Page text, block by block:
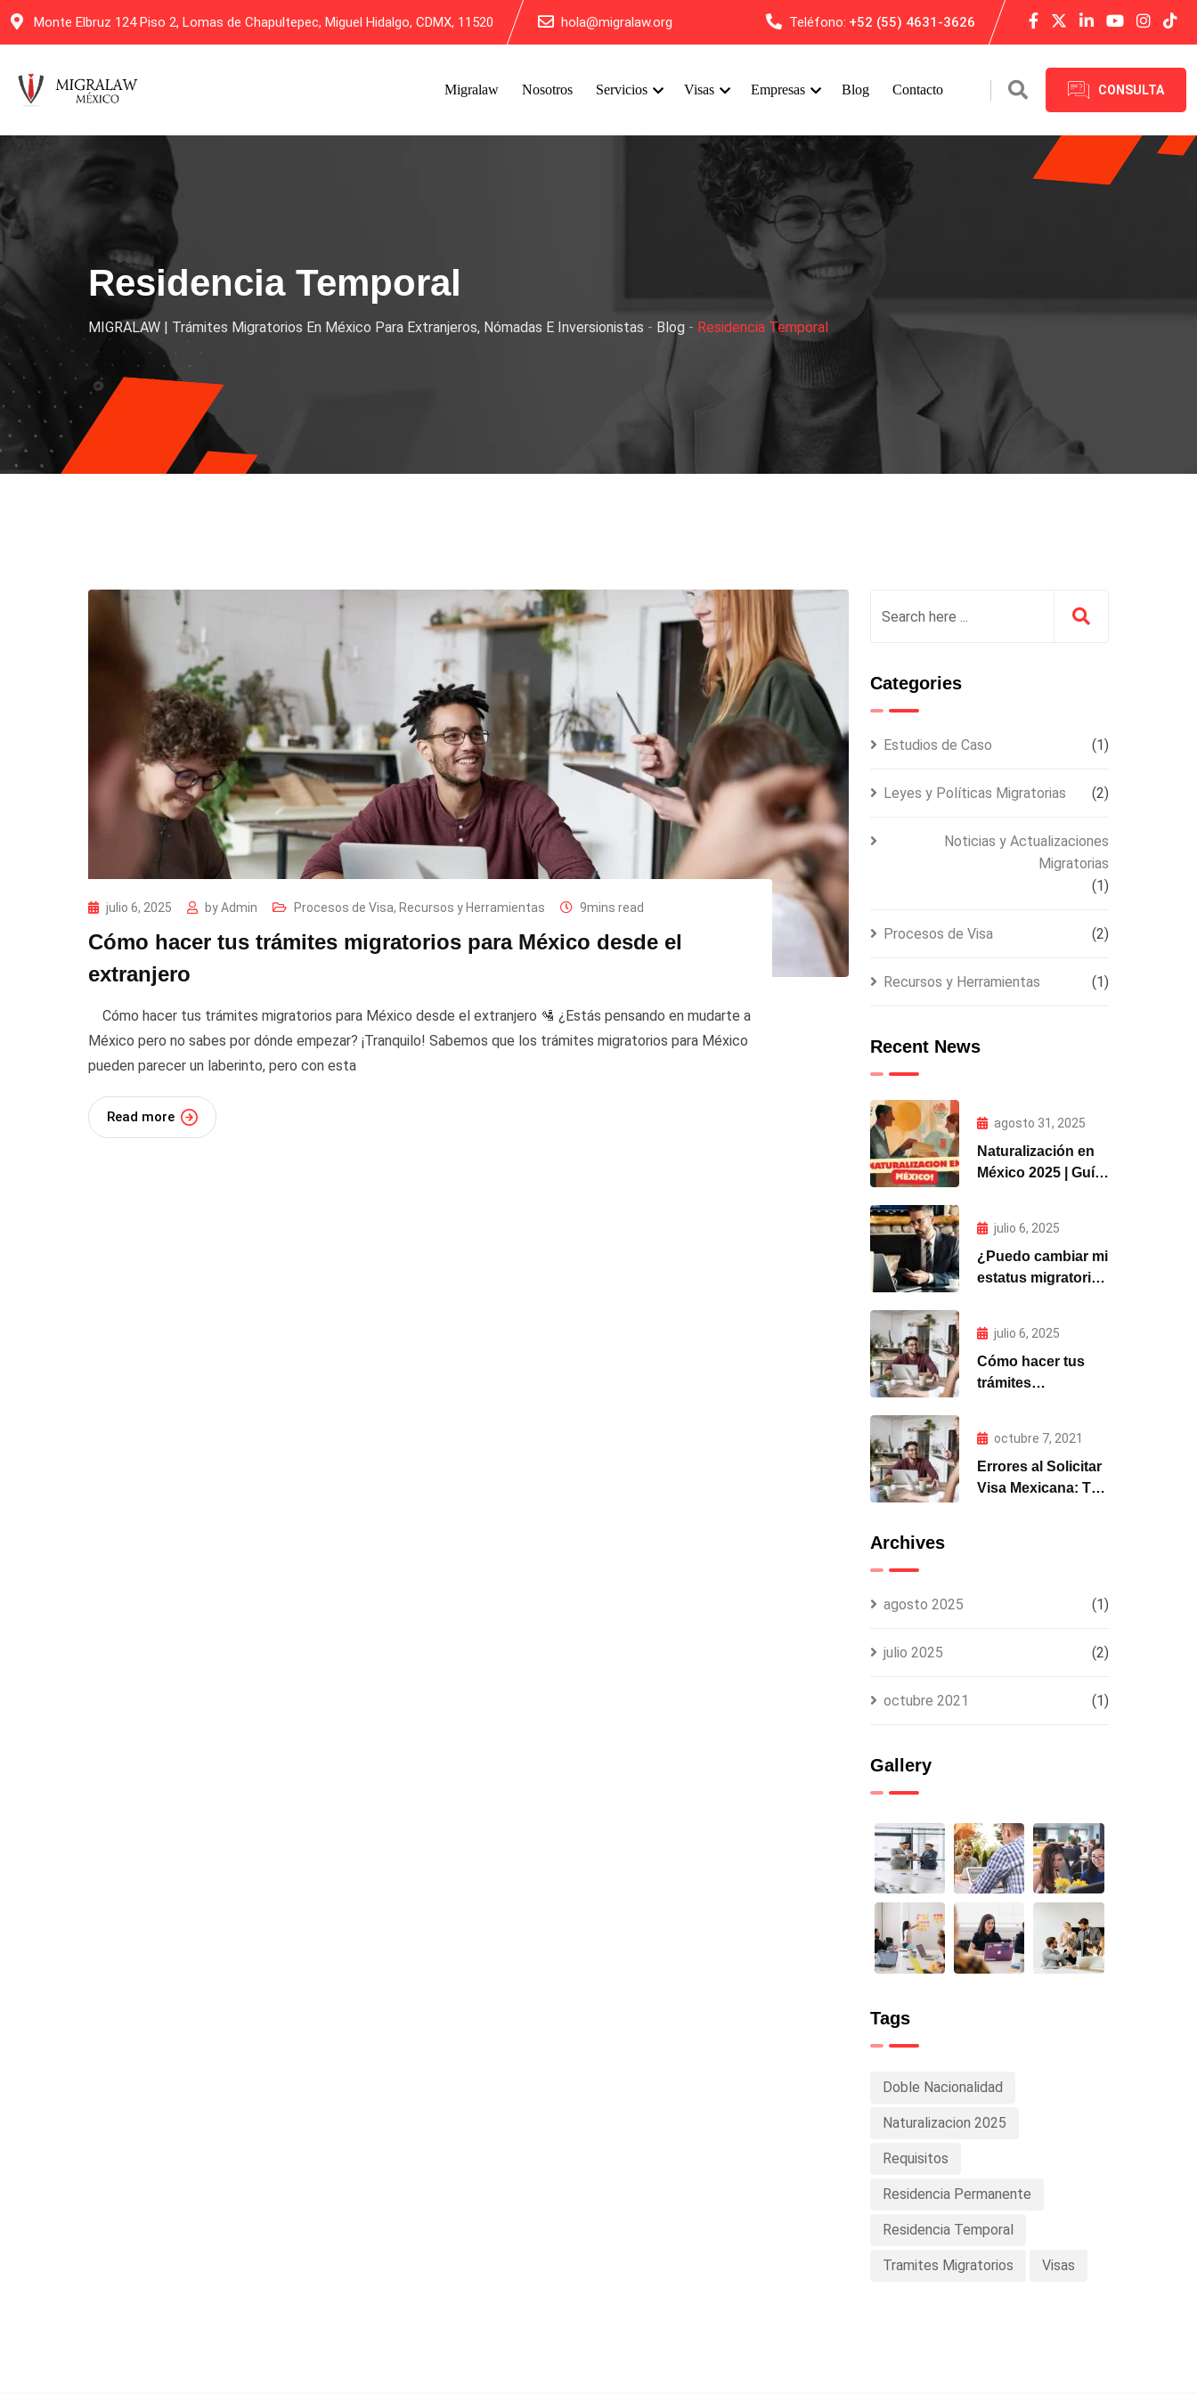
Monte Elbruz 124 Piso 2, Lomas de Chapultepec, Miguel Hidalgo, CDMX, 11520 hola@migralaw.org Teléfono: +52 (55) 4631-3626
Migralaw Nosotros Servicios Visas Empresas Blog Contacto CONSULTA
Residencia Temporal
MIGRALAW | Trámites Migratorios En México Para Extranjeros, Nómadas E Inversionistas - Blog - Residencia Temporal
julio 6, 2025 byAdmin Procesos de Visa, Recursos y Herramientas 9mins read
Cómo hacer tus trámites migratorios para México desde el
extranjero
Cómo hacer tus trámites migratorios para México desde el extranjero 🛂 ¿Estás pensando en mudarte a
México pero no sabes por dónde empezar? ¡Tranquilo! Sabemos que los trámites migratorios para México
pueden parecer un laberinto, pero con esta
Read more
Categories
Estudios de Caso (1)
Leyes y Políticas Migratorias (2)
Noticias y Actualizaciones
Migratorias
(1)
Procesos de Visa (2)
Recursos y Herramientas (1)
Recent News
agosto 31, 2025
Naturalización en
México 2025 | Guía
julio 6, 2025
¿Puedo cambiar mi
estatus migratorio
julio 6, 2025
Cómo hacer tus
trámites
extranjero
octubre 7, 2021
Errores al Solicitar
Visa Mexicana: Top
Archives
agosto 2025 (1)
julio 2025 (2)
octubre 2021 (1)
Gallery
Tags
Doble Nacionalidad
Naturalizacion 2025
Requisitos
Residencia Permanente
Residencia Temporal
Tramites Migratorios Visas